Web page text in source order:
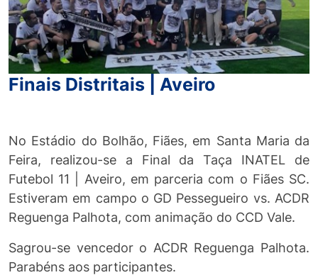
Finais Distritais | Aveiro
No Estádio do Bolhão, Fiães, em Santa Maria da
Feira, realizou-se a Final da Taça INATEL de
Futebol 11 | Aveiro, em parceria com o Fiães SC.
Estiveram em campo o GD Pessegueiro vs. ACDR
Reguenga Palhota, com animação do CCD Vale.
Sagrou-se vencedor o ACDR Reguenga Palhota.
Parabéns aos participantes.